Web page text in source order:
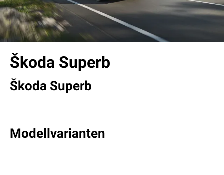
Wissenswertes
Über uns
Kontakt
Škoda Superb
Škoda Superb
Modellvarianten